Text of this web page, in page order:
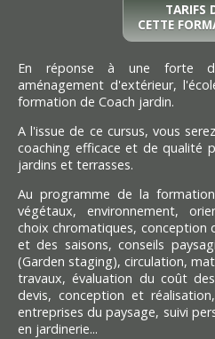
TARIFS
CETTE
En réponse à une forte
aménagement d'extérieur,
formation de Coach jardin.
A l'issue de ce cursus, vous
coaching efficace et de qualité
jardins et terrasses.
Au programme de la
végétaux, environnement,
choix chromatiques, conception
et des saisons, conseils
(Garden staging), circulation,
travaux, évaluation du coût
devis, conception et
entreprises du paysage, suivi
en jardinerie...